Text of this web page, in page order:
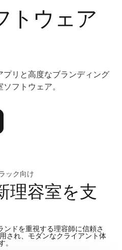
トウェア
リと高度なブランディング
フトウェア。
ック向け
理容室を支
ドを重視する理容師に信頼さ
され、モダンなクライアント体
。